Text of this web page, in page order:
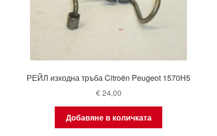
РЕЙЛ изходна тръба Citroën Peugeot 1570H5
€24,00
Добавяне в количката